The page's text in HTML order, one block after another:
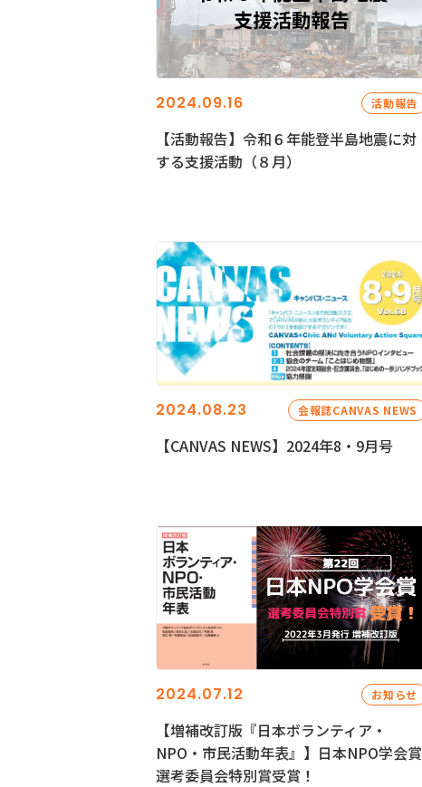
2024.09.16 活動報告
【活動報告】令和６年能登半島地震に対
する支援活動（８月）
2024.08.23 会報誌CANVAS NEWS
【CANVAS NEWS】2024年8・9月号
2024.07.12 お知らせ
【増補改訂版『日本ボランティア・
NPO・市民活動年表』】日本NPO学会賞
選考委員会特別賞受賞！